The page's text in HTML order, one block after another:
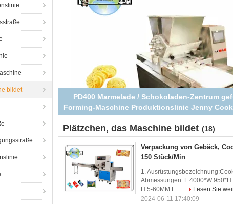
bildet
Cookies-Maschine PLC Siemens angepasste
Schokoladen-Chips-Cookies
Depositor-Maschine
Plätzchen, das Maschine bildet (18)
Verpackung von Gebäck,
150 Stück/Min
1.
Abmessungen:
H:5-60MM E. ...
Lesen Sie
2024-06-11 17:40:09